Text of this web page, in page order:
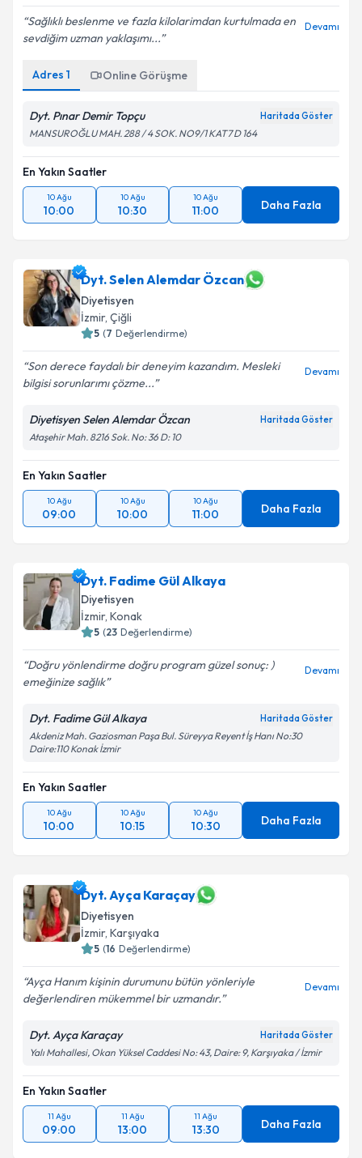
Sağlıklı beslenme ve fazla kilolarimdan kurtulmada en
sevdiğim uzman yaklaşımı...
Devamı
Adres 1 Online Görüşme
Dyt. Pınar Demir Topçu Haritada Göster
MANSUROĞLU MAH. 288 / 4 SOK. NO9/1 KAT7 D 164
En Yakın Saatler
10 Ağu
10:00
10 Ağu
10:30
10 Ağu
11:00 Daha Fazla
Dyt. Selen Alemdar Özcan
Diyetisyen
İzmir, Çiğli
5 (7 Değerlendirme)
Son derece faydalı bir deneyim kazandım. Mesleki
bilgisi sorunlarımı çözme...
Devamı
Diyetisyen Selen Alemdar Özcan Haritada Göster
Ataşehir Mah. 8216 Sok. No: 36 D: 10
En Yakın Saatler
10 Ağu
09:00
10 Ağu
10:00
10 Ağu
11:00 Daha Fazla
Dyt. Fadime Gül Alkaya
Diyetisyen
İzmir, Konak
5 (23 Değerlendirme)
Doğru yönlendirme doğru program güzel sonuç: )
emeğinize sağlık
Devamı
Dyt. Fadime Gül Alkaya Haritada Göster
Akdeniz Mah. Gaziosman Paşa Bul. Süreyya Reyent İş Hanı No:30
Daire:110 Konak İzmir
En Yakın Saatler
10 Ağu
10:00
10 Ağu
10:15
10 Ağu
10:30 Daha Fazla
Dyt. Ayça Karaçay
Diyetisyen
İzmir, Karşıyaka
5 (16 Değerlendirme)
Ayça Hanım kişinin durumunu bütün yönleriyle
değerlendiren mükemmel bir uzmandır.
Devamı
Dyt. Ayça Karaçay Haritada Göster
Yalı Mahallesi, Okan Yüksel Caddesi No: 43, Daire: 9, Karşıyaka / İzmir
En Yakın Saatler
11 Ağu
09:00
11 Ağu
13:00
11 Ağu
13:30 Daha Fazla